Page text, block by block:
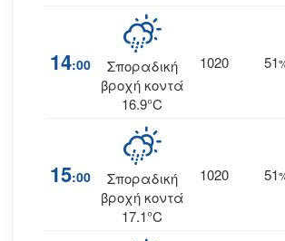
14:00
Σποραδική
βροχή κοντά
16.9°C
1020 51
15:00
Σποραδική
βροχή κοντά
17.1°C
1020 51